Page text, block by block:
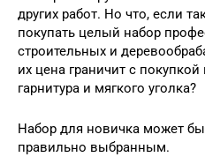
других работ. Но что, если
покупать целый набор
строительных и
их цена граничит с покупкой
гарнитура и мягкого уголка?
Набор для новичка может
правильно выбранным.